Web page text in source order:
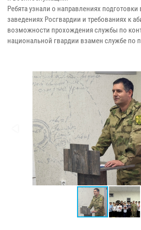
Ребята узнали о направлениях
заведениях Росгвардии и требованиях к
возможности прохождения службы по
национальной гвардии взамен службе по